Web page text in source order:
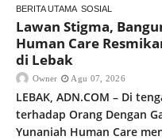
BERITA UTAMA SOSIAL
Lawan Stigma,
Human Care
di Lebak
Owner Agu 07, 2026
LEBAK, ADN.COM – Di
terhadap Orang Dengan
Yunaniah Human Care